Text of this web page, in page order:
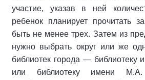
участие, указав в ней
ребенок планирует прочитать
быть не менее трех. Затем из
нужно выбрать округ или же
библиотек города — библиотеку
или библиотеку имени